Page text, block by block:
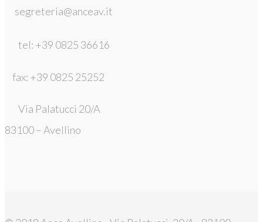
segreteria@anceav.it
tel: +39 0825 36616
fax: +39 0825 25252
Via Palatucci 20/A
83100 – Avellino